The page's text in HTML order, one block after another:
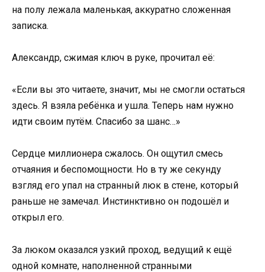
на полу лежала маленькая, аккуратно сложенная
записка.
Александр, сжимая ключ в руке, прочитал её:
«Если вы это читаете, значит, мы не смогли остаться
здесь. Я взяла ребёнка и ушла. Теперь нам нужно
идти своим путём. Спасибо за шанс…»
Сердце миллионера сжалось. Он ощутил смесь
отчаяния и беспомощности. Но в ту же секунду
взгляд его упал на странный люк в стене, который
раньше не замечал. Инстинктивно он подошёл и
открыл его.
За люком оказался узкий проход, ведущий к ещё
одной комнате, наполненной странными